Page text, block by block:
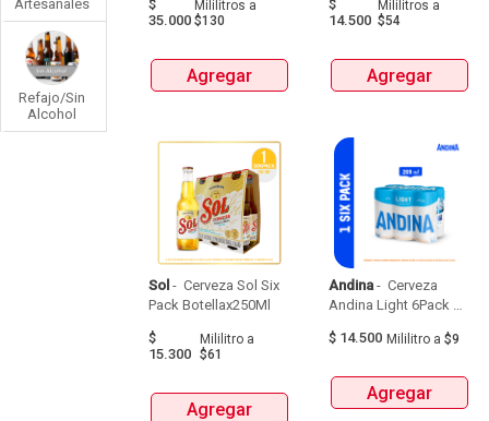
Artesanales
Refajo/Sin
Alcohol
$
35.000
Mililitros a
$130
Agregar
$
14.500
Mililitros a
$54
Agregar
Sol - Cerveza Sol Six
$
15.300
Mililitro a
$61
Agregar
Andina - Cerveza
Andina Light 6Pack
$ 14.500 Mililitroa $9
Agregar